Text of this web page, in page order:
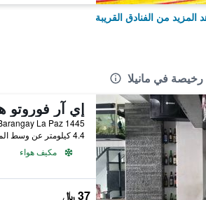
المزيد من الفنادق القريبة
رخيصة في مانيلا
إي آر فوروتو
1445 Balagtas Barangay La Paz, مانيلا, الفلبين
4.4 كيلومتر عن وسط المدينة
مكيف هواء
37 ﷼